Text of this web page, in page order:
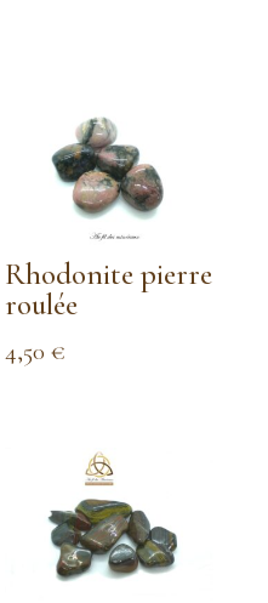
Rhodonite pierre
roulée
4,50€